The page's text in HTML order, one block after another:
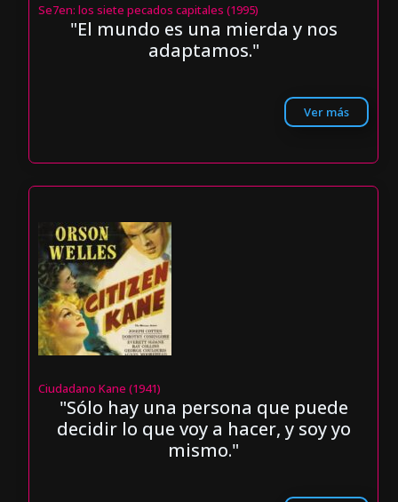
Se7en: los siete pecados capitales (1995)
"El mundo es una mierda y nos
adaptamos."
Ver más
Ciudadano Kane (1941)
"Sólo hay una persona que puede
decidir lo que voy a hacer, y soy yo
mismo."